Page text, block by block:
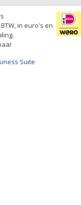
in euro's en
Suite